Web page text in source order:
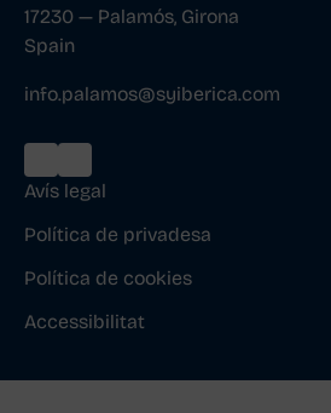
17230 — Palamós, Girona
Spain
info.palamos@syiberica.com
Avís legal
Política de privadesa
Política de cookies
Accessibilitat